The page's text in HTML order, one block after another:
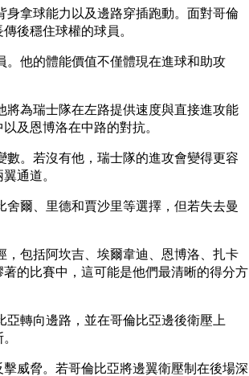
拿球能力以及邊路穿插跑動。面對哥倫
後穩住球權的球員。
。他的體能價值不僅體現在進球和助攻
將為瑞士隊在左路提供速度與直接進攻能
及恩博洛在中路的對抗。
。若沒有他，瑞士隊的進攻會變得更容
通道。
爾、里德和賈沙里等選擇，但若失去曼
包括阿坎吉、埃爾韋迪、恩博洛、扎卡
的比賽中，這可能是他們最清晰的得分方
轉向邊路，並在哥倫比亞邊後衛壓上
威脅。若哥倫比亞將邊翼衛壓制在後場深